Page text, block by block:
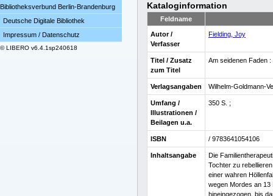
Bibliotheksverbund Berlin-Brandenburg
Deutsche Digitale Bibliothek
Impressum / Datenschutz
© LIBERO v6.4.1sp240618
Kataloginformation
Feldname
Autor /
Verfasser
Fielding, Joy
Titel / Zusatz
zum Titel
Am seidenen Faden :
Verlagsangaben Wilhelm-Goldmann-
Umfang /
Illustrationen /
Beilagen u.a.
350 S. ;
ISBN / 9783641054106
Inhaltsangabe
Die
Tochter zu
einer wahren
wegen Mordes an 13
hineingezogen, bis